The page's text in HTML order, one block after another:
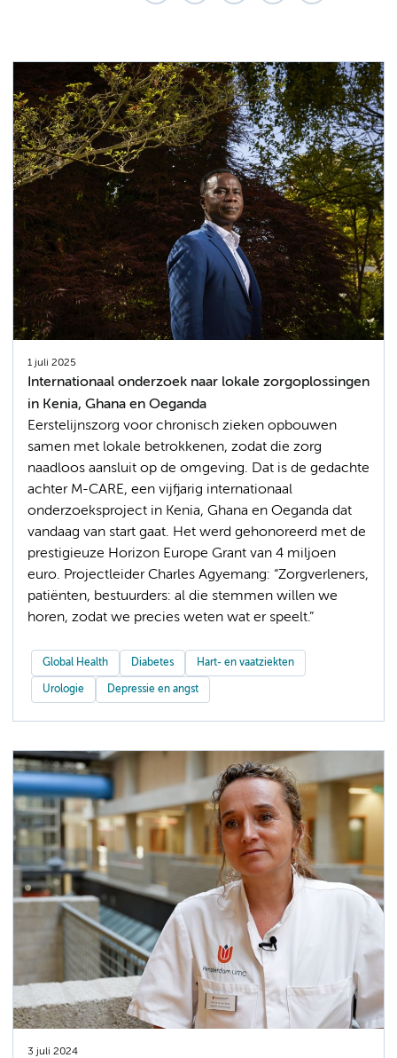
1 juli 2025
Internationaal onderzoek naar lokale zorgoplossingen
in Kenia, Ghana en Oeganda
Eerstelijnszorg voor chronisch zieken opbouwen
samen met lokale betrokkenen, zodat die zorg
naadloos aansluit op de omgeving. Dat is de gedachte
achter M-CARE, een vijfjarig internationaal
onderzoeksproject in Kenia, Ghana en Oeganda dat
vandaag van start gaat. Het werd gehonoreerd met de
prestigieuze Horizon Europe Grant van 4 miljoen
euro. Projectleider Charles Agyemang: “Zorgverleners,
patiënten, bestuurders: al die stemmen willen we
horen, zodat we precies weten wat er speelt.”
Global Health Diabetes Hart- en vaatziekten
Urologie Depressie en angst
3 juli 2024